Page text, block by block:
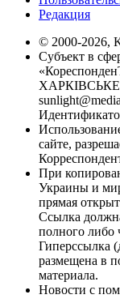
Редакция
© 2000-2026,
Субъект в
ХАРКІВСЬКЕ
сайте,
При
Украины и
прямая
Ссылка
полного либо
Гиперссылка
размещена в
материала.
Новости с